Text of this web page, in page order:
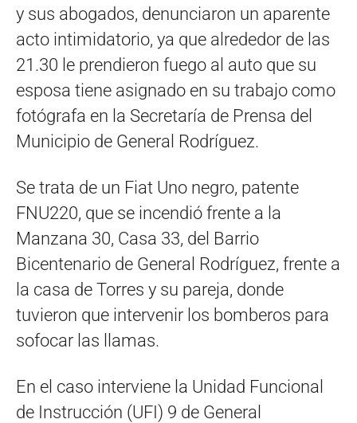
y sus abogados, denunciaron un aparente
acto intimidatorio, ya que alrededor de las
21.30 le prendieron fuego al auto que su
esposa tiene asignado en su trabajo como
fotógrafa en la Secretaría de Prensa del
Municipio de General Rodríguez.
Se trata de un Fiat Uno negro, patente
FNU220, que se incendió frente a la
Manzana 30, Casa 33, del Barrio
Bicentenario de General Rodríguez, frente a
la casa de Torres y su pareja, donde
tuvieron que intervenir los bomberos para
sofocar las llamas.
En el caso interviene la Unidad Funcional
de Instrucción (UFI) 9 de General